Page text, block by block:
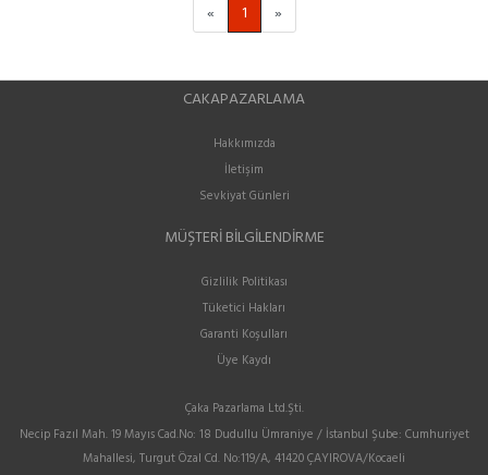
« 1 »
CAKAPAZARLAMA
Hakkımızda
İletişim
Sevkiyat Günleri
MÜŞTERI BILGILENDIRME
Gizlilik Politikası
Tüketici Hakları
Garanti Koşulları
Üye Kaydı
Çaka Pazarlama Ltd.Şti.
Necip Fazıl Mah. 19 Mayıs Cad.No: 18 Dudullu Ümraniye / İstanbul Şube: Cumhuriyet
Mahallesi, Turgut Özal Cd. No:119/A, 41420 ÇAYIROVA/Kocaeli